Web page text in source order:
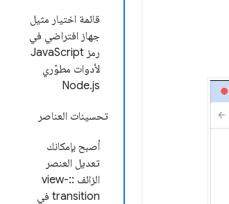
قائمة اختيار مثيل
جهاز افتراضي في
رمز JavaScript
لأدوات مطوّري
Node.js
تحسينات العناصر
أصبح بإمكانك
تعديل العنصر
الزائف ::view-
transition في